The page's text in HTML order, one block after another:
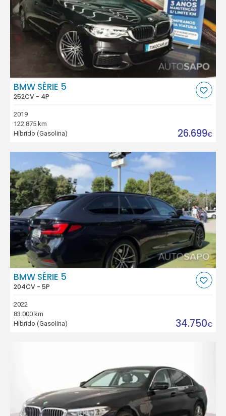
BMW SÉRIE 5
252CV - 4P
2019
122.875 km
Híbrido (Gasolina)
26.699€
BMW SÉRIE 5
204CV - 5P
2022
83.000 km
Híbrido (Gasolina)
34.750€